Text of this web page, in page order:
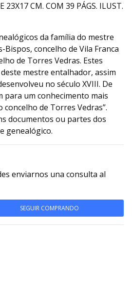
23X17 CM. COM 39 PÁGS. ILUST.
da família do mestre
concelho de Vila Franca
de Torres Vedras. Estes
mestre entalhador, assim
no século XVIII. De
um conhecimento mais
de Torres Vedras”.
documentos ou partes dos
genealógico.
enviarnos una consulta al
SEGUIR COMPRANDO